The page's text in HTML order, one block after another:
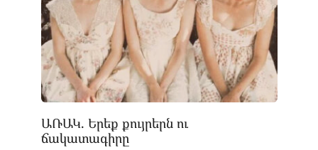
ԱՌԱԿ. Երեք քույրերն ու
ճակատագիրը